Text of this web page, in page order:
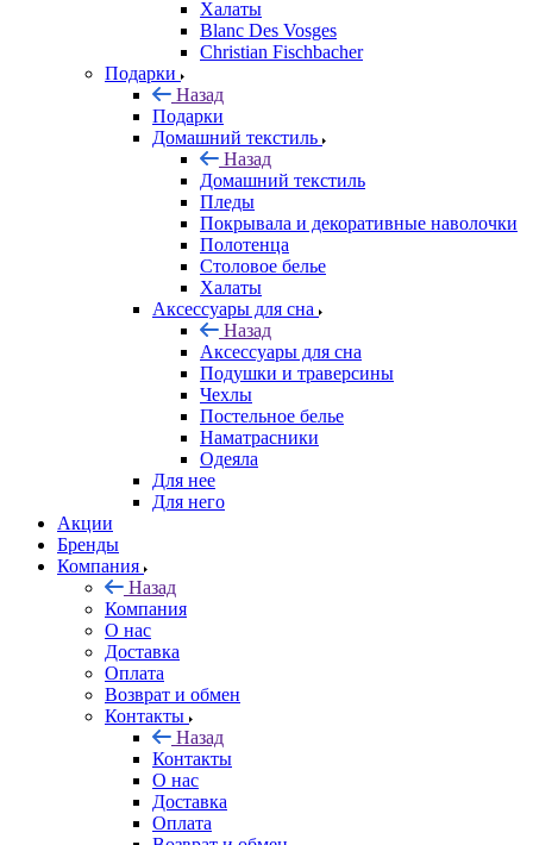
Халаты
Blanc Des Vosges
Christian Fischbacher
Подарки
Назад
Подарки
Домашний текстиль
Назад
Домашний текстиль
Пледы
Покрывала и декоративные наволочки
Полотенца
Столовое белье
Халаты
Аксессуары для сна
Назад
Аксессуары для сна
Подушки и траверсины
Чехлы
Постельное белье
Наматрасники
Одеяла
Для нее
Для него
Акции
Бренды
Компания
Назад
Компания
О нас
Доставка
Оплата
Возврат и обмен
Контакты
Назад
Контакты
О нас
Доставка
Оплата